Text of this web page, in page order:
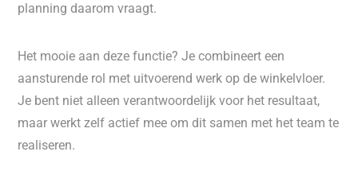
planning daarom vraagt.
Het mooie aan deze functie? Je combineert een
aansturende rol met uitvoerend werk op de winkelvloer.
Je bent niet alleen verantwoordelijk voor het resultaat,
maar werkt zelf actief mee om dit samen met het team te
realiseren.